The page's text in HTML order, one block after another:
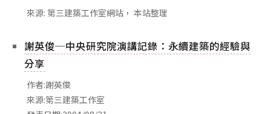
來源: 第三建築工作室網站， 本站整理
謝英俊─中央研究院演講記錄：永續建築的經驗與
分享
作者:謝英俊
來源:第三建築工作室